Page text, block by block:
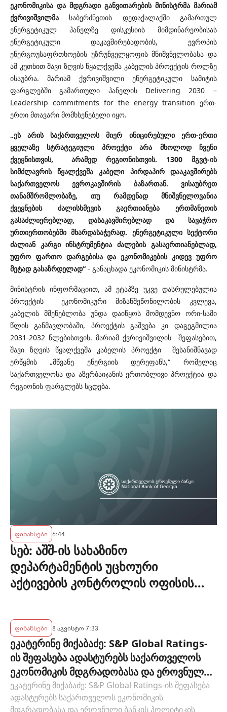
ეკონომიკისა და მდგრადი განვითარების მინისტრმა მარიამ
ქვრივიშვილმა საბერძნეთის დედაქალაქში გამართულ
ენერგეტიკულ პანელზე დისკუსიის მიმდინარეობისას
ენერგეტიკული დაკავშირებადობის, ევროპის
ენერგოუსაფრთხოების უზრუნველყოფის მნიშვნელობასა და
ამ კუთხით შავი ზღვის წყალქვეშა კაბელის პროექტის როლზე
ისაუბრა. მარიამ ქვრივიშვილი ენერგეტიკული სამიტის
ფარგლებში გამართული პანელის Delivering 2030 –
Leadership commitments for the energy transition ერთ-
ერთი მთავარი მომხსენებელი იყო.
„ეს არის საქართველოს მიერ ინიცირებული ერთ-ერთი
ყველაზე სტრატეგიული პროექტი არა მხოლოდ ჩვენი
ქვეყნისთვის, არამედ რეგიონისთვის. 1300 მგვტ-ის
სიმძლავრის წყალქვეშა კაბელი პირდაპირ დააკავშირებს
საქართველოს ევროკავშირის ბაზართან. ვისაუბრეთ
თანამშრომლობაზე, თუ რამდენად მნიშვნელოვანია
ქვეყნების ძალისხმევის გაერთიანება ერთმანეთის
გასაძლიერებლად, დასაკავშირებლად და სავაჭრო
ურთიერთობებში მხარდასაჭერად. ენერგეტიკული სექტორი
ძალიან კარგი ინსტრუმენტია ძალების გასაერთიანებლად,
უფრო ფართო დარგებისა და ეკონომიკების კიდევ უფრო
მეტად გასაზრდელად“ - განაცხადა ეკონომიკის მინისტრმა.
მინისტრის ინფორმაციით, ამ ეტაპზე უკვე დასრულებულია
პროექტის ეკონომიკური მიზანშეწონილობის კვლევა,
კაბელის მშენებლობა უნდა დაიწყოს მომდევნო ორი-სამი
წლის განმავლობაში, პროექტის გაშვება კი დაგეგმილია
2031-2032 წლებისთვის. მარიამ ქვრივიშვილის შეფასებით,
შავი ზღვის წყალქვეშა კაბელის პროექტი შესანიშნავად
ერწყმის „მწვანე ენერგიის დერეფანს,“ რომელიც
საქართველოსა და აზერბაიჯანის ერთობლივი პროექტია და
რეგიონის ფარგლებს სცდება.
ფინანსები 6:44
სებ: აშშ-ის სახაზინო
დეპარტამენტის უცხოური
აქტივების კონტროლის ოფისის
არ წარმოადგენს საქართველოს
ეროვნული ბანკის რეგულირებულ
სუბიექტს
ფინანსები 8 აგვისტო 7:33
ეკატერინე მიქაბაძე: S&P Global Ratings-
ის შეფასება ადასტურებს საქართველოს
ეკონომიკის მდგრადობასა და ეროვნული
ბანკის პოლიტიკის ეფექტიანობას
ეკატერინე მიქაბაძე: S&P Global Ratings-ის შეფასება
ადასტურებს საქართველოს ეკონომიკის
მდგრადობასა და ეროვნული ბანკის პოლიტიკის